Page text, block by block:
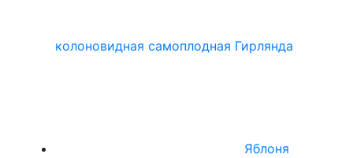
колоновидная самоплодная Гирлянда
Яблоня